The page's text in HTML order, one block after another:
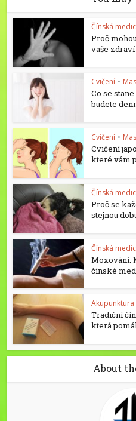
Čínská
Proč
vaše zdraví
Cvičení •
Co se
budete
Cvičení •
Cvičení
které vám
Čínská
Proč se
stejnou
Čínská
Moxování:
čínské
Tradiční
která
About